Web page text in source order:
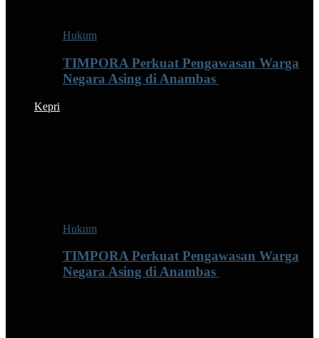
Hukum
TIMPORA Perkuat Pengawasan Warga
Negara Asing di Anambas ‎
Kepri
Hukum
TIMPORA Perkuat Pengawasan Warga
Negara Asing di Anambas ‎